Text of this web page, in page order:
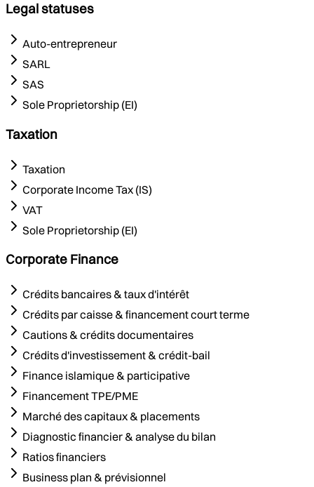
Legal statuses
Auto-entrepreneur
SARL
SAS
Sole Proprietorship (EI)
Taxation
Taxation
Corporate Income Tax (IS)
VAT
Sole Proprietorship (EI)
Corporate Finance
Crédits bancaires & taux d'intérêt
Crédits par caisse & financement court terme
Cautions & crédits documentaires
Crédits d'investissement & crédit-bail
Finance islamique & participative
Financement TPE/PME
Marché des capitaux & placements
Diagnostic financier & analyse du bilan
Ratios financiers
Business plan & prévisionnel